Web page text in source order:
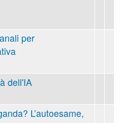
per
dell'IA
L’autoesame,